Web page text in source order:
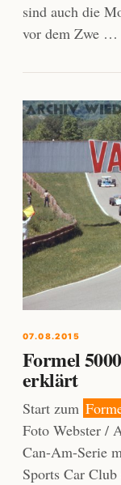
sind auch die
vor dem Zwe …
07.08.2015
Formel
erklärt
Start zum
Foto Webster /
Can-Am-Serie
Sports Car